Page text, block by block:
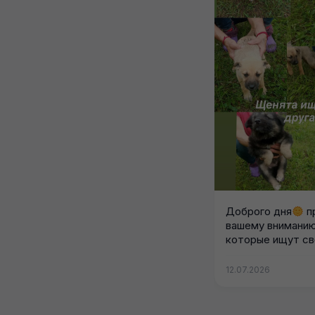
Доброго дня
вашему
которые ищут
12.07.2026